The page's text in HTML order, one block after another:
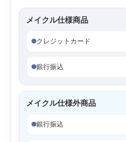
メイクル仕様商品
クレジットカード
銀行振込
メイクル仕様外商品
銀行振込